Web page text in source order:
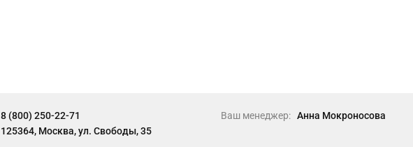
8 (800) 250-22-71
125364, Москва, ул. Свободы, 35
Ваш менеджер: Анна Мокроносова